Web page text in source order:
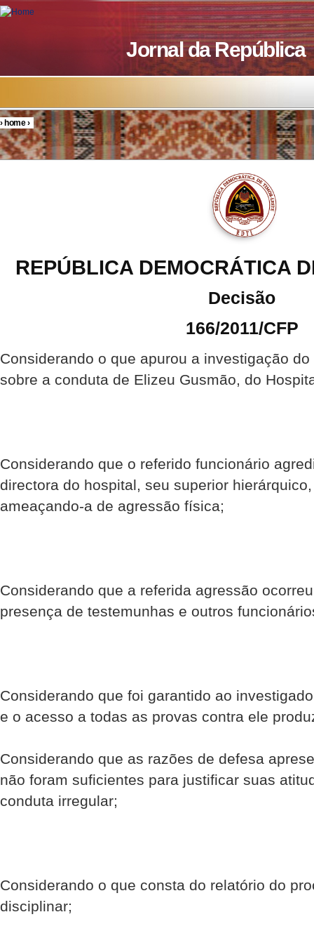
Skip to main content
Jornal da República
You are here
›home›
REPÚBLICA DEMOCRÁTICA
Decisão
166/2011/CFP
Considerando o que apurou a investigação
sobre a conduta de Elizeu Gusmão, do
Considerando que o referido funcionário
directora do hospital, seu superior
ameaçando-a de agressão física;
Considerando que a referida agressão
presença de testemunhas e outros
Considerando que foi garantido ao
e o acesso a todas as provas contra ele
Considerando que as razões de defesa
não foram suficientes para justificar suas
conduta irregular;
Considerando o que consta do relatório do
disciplinar;